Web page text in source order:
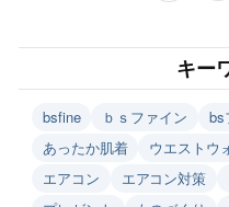
キー
bsfine ｂｓファイン bs
あったか肌着
ウエストウ
エアコン
エアコン対策